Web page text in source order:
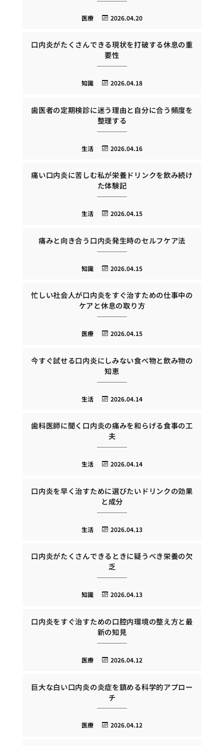
2026.04.20
医療
口内炎がたくさんできる現状を打破する休息の重
要性
2026.04.18
知識
歯医者の定期検診に迷う理由と自分に合う頻度を
整理する
2026.04.16
生活
痛い口内炎に苦しむ私が栄養ドリンクを飲み続け
た体験記
2026.04.15
生活
痛みと向き合う口内炎発生時のセルフケア法
2026.04.15
知識
忙しい社会人が口内炎をすぐ治すための仕事中の
ケアと休息の取り方
2026.04.15
医療
今すぐ試せる口内炎にしみない食べ物と飲み物の
知恵
2026.04.14
生活
歯科医師に聞く口内炎の痛みを和らげる食事の工
夫
2026.04.14
生活
口内炎を早く治すために選びたいドリンクの効果
と成分
2026.04.13
生活
口内炎がたくさんできるときに疑うべき栄養の欠
乏
2026.04.13
知識
口内炎をすぐ治すための口腔内環境の整え方と最
新の知見
2026.04.12
医療
巨大な白い口内炎の炎症を鎮める科学的アプロー
チ
2026.04.12
医療